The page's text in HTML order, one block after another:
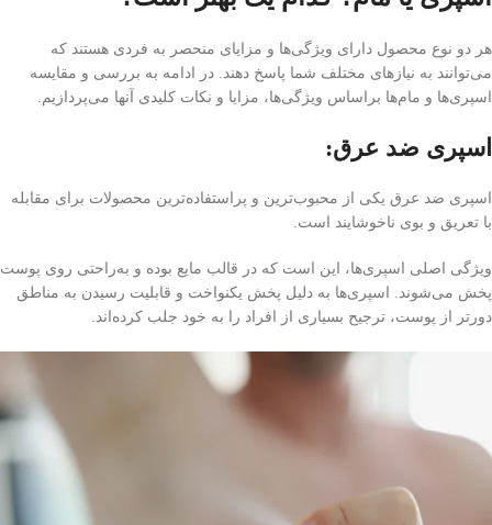
هر دو نوع محصول دارای ویژگی‌ها و مزایای منحصر به فردی هستند که
می‌توانند به نیازهای مختلف شما پاسخ دهند. در ادامه به بررسی و مقایسه
اسپری‌ها و مام‌ها براساس ویژگی‌ها، مزایا و نکات کلیدی آنها می‌پردازیم.
اسپری ضد عرق:
اسپری ضد عرق یکی از محبوب‌ترین و پراستفاده‌ترین محصولات برای مقابله
با تعریق و بوی ناخوشایند است.
ویژگی اصلی اسپری‌ها، این است که در قالب مایع بوده و به‌راحتی روی پوست
پخش می‌شوند. اسپری‌ها به دلیل پخش یکنواخت و قابلیت رسیدن به مناطق
دورتر از پوست، ترجیح بسیاری از افراد را به خود جلب کرده‌اند.